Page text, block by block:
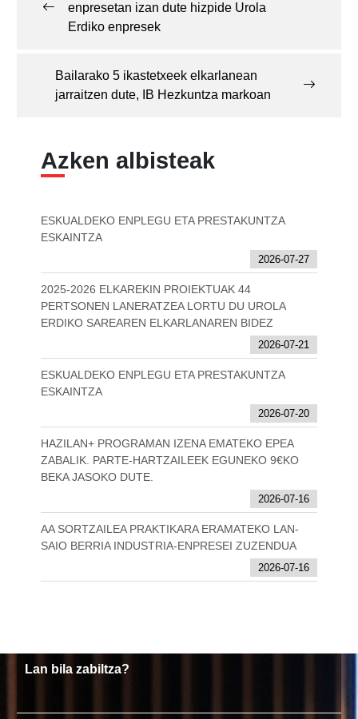
enpresetan izan dute hizpide Urola
Erdiko enpresek
Bailarako 5 ikastetxeek elkarlanean
jarraitzen dute, IB Hezkuntza markoan
Azken albisteak
ESKUALDEKO ENPLEGU ETA PRESTAKUNTZA
ESKAINTZA
2026-07-27
2025-2026 ELKAREKIN PROIEKTUAK 44
PERTSONEN LANERATZEA LORTU DU UROLA
ERDIKO SAREAREN ELKARLANAREN BIDEZ
2026-07-21
ESKUALDEKO ENPLEGU ETA PRESTAKUNTZA
ESKAINTZA
2026-07-20
HAZILAN+ PROGRAMAN IZENA EMATEKO EPEA
ZABALIK. PARTE-HARTZAILEEK EGUNEKO 9€KO
BEKA JASOKO DUTE.
2026-07-16
AA SORTZAILEA PRAKTIKARA ERAMATEKO LAN-
SAIO BERRIA INDUSTRIA-ENPRESEI ZUZENDUA
2026-07-16
Lan bila zabiltza?